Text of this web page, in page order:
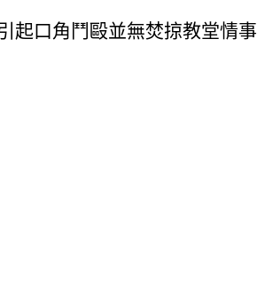
起口角鬥毆並無焚掠教堂情事